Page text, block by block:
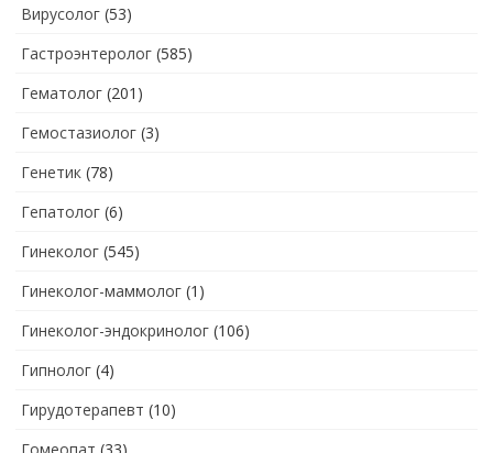
Вирусолог (53)
Гастроэнтеролог (585)
Гематолог (201)
Гемостазиолог (3)
Генетик (78)
Гепатолог (6)
Гинеколог (545)
Гинеколог-маммолог (1)
Гинеколог-эндокринолог (106)
Гипнолог (4)
Гирудотерапевт (10)
Гомеопат (33)